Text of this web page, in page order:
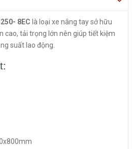
8EC là loại xe nâng tay sở hữu
cao, tải trọng lớn nên giúp tiết kiệm
suất lao động.